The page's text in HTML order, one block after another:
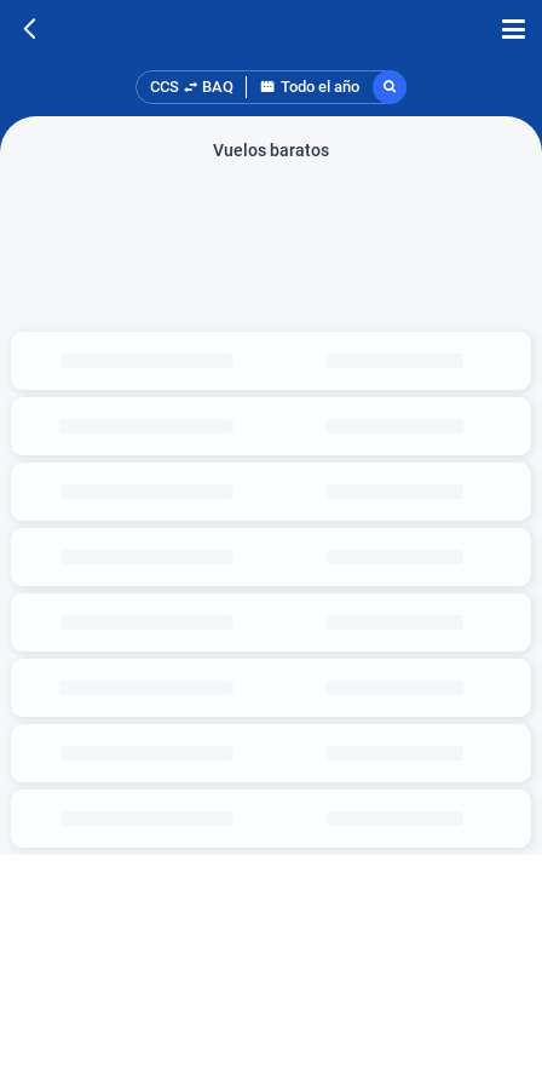
CCS BAQ Todo el año
Vuelos baratos